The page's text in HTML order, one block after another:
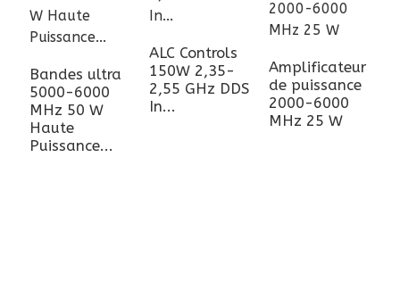
Bandes ultra
5000-6000
MHz 50 W
Haute
Puissance...
ALC Controls
150W 2,35-
2,55 GHz DDS
In...
Amplificateur
de puissance
2000-6000
MHz 25 W